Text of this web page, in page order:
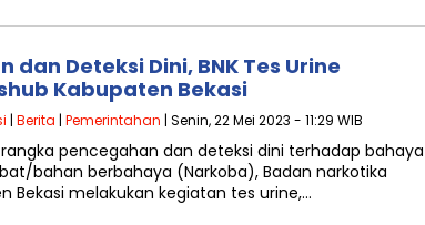
dan Deteksi Dini, BNK Tes Urine
Kabupaten Bekasi
| Berita | Pemerintahan | Senin, 22 Mei 2023 - 11:29 WIB
pencegahan dan deteksi dini terhadap bahaya
bahan berbahaya (Narkoba), Badan narkotika
Bekasi melakukan kegiatan tes urine,…